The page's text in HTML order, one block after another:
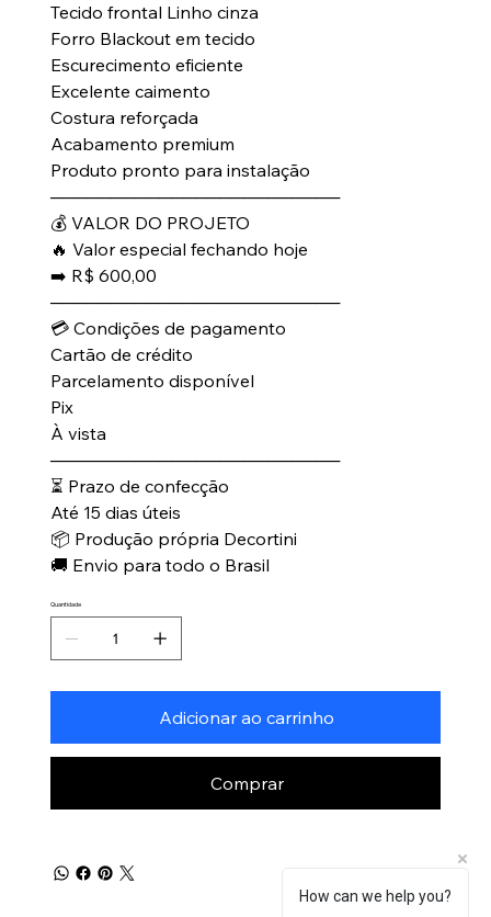
Tecido frontal Linho cinza
Forro Blackout em tecido
Escurecimento eficiente
Excelente caimento
Costura reforçada
Acabamento premium
Produto pronto para instalação
────────────────────────
💰 VALOR DO PROJETO
🔥 Valor especial fechando hoje
➡️ R$ 600,00
────────────────────────
💳 Condições de pagamento
Cartão de crédito
Parcelamento disponível
Pix
À vista
────────────────────────
⏳ Prazo de confecção
Até 15 dias úteis
📦 Produção própria Decortini
🚚 Envio para todo o Brasil
Quantidade
Adicionar ao carrinho
Comprar
How can we help you?